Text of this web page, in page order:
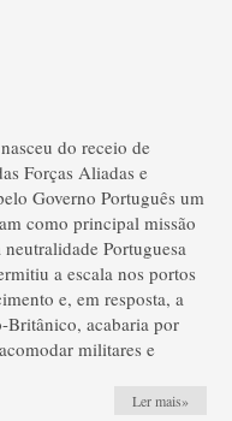
do receio de
Forças Aliadas e
Governo Português um
como principal missão
Portuguesa
a escala nos portos
e, em resposta, a
Britânico, acabaria por
militares e
Ler mais»